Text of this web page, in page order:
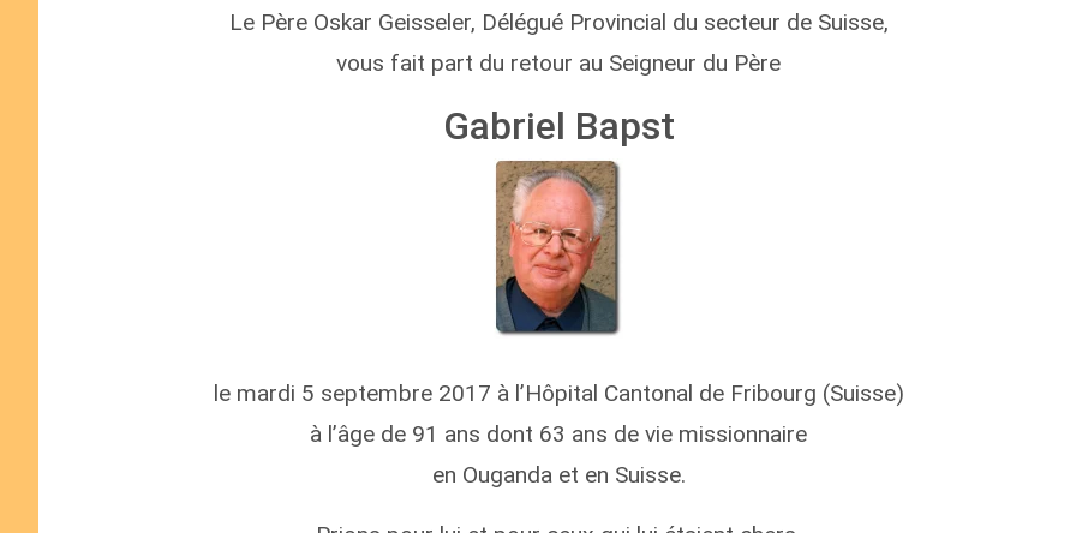
Le Père Oskar Geisseler, Délégué Provincial du secteur de Suisse,
vous fait part du retour au Seigneur du Père
Gabriel Bapst
le mardi 5 septembre 2017 à l’Hôpital Cantonal de Fribourg (Suisse)
à l’âge de 91 ans dont 63 ans de vie missionnaire
en Ouganda et en Suisse.